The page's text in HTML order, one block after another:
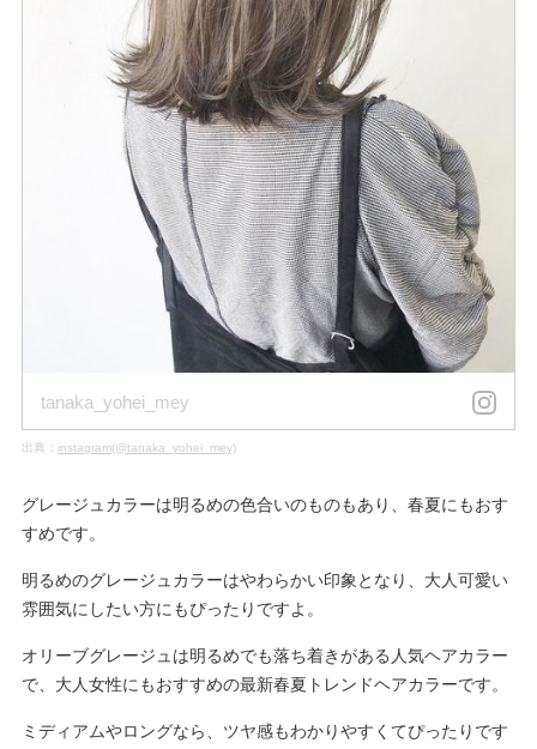
tanaka_yohei_mey
出典： instagram(@tanaka_yohei_mey)
グレージュカラーは明るめの色合いのものもあり、春夏にもおす
すめです。
明るめのグレージュカラーはやわらかい印象となり、大人可愛い
雰囲気にしたい方にもぴったりですよ。
オリーブグレージュは明るめでも落ち着きがある人気ヘアカラー
で、大人女性にもおすすめの最新春夏トレンドヘアカラーです。
ミディアムやロングなら、ツヤ感もわかりやすくてぴったりです